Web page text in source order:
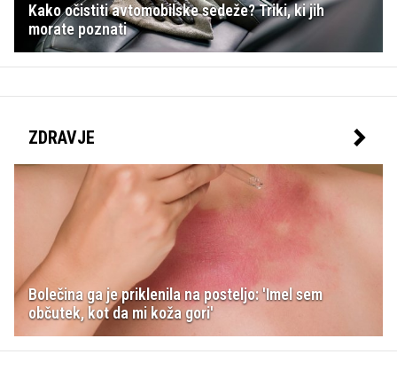
Kako očistiti avtomobilske sedeže? Triki, ki jih
morate poznati
ZDRAVJE
Bolečina ga je priklenila na posteljo: 'Imel sem
občutek, kot da mi koža gori'